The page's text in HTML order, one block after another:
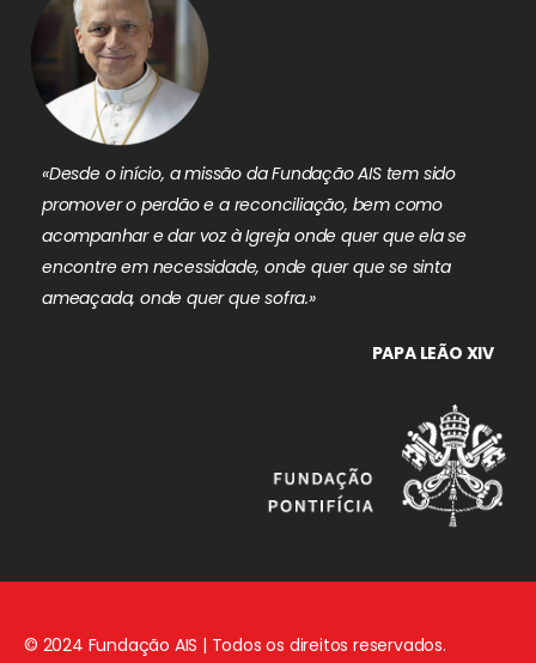
«Desde o início, a missão da Fundação AIS tem sido
promover o perdão e a reconciliação, bem como
acompanhar e dar voz à Igreja onde quer que ela se
encontre em necessidade, onde quer que se sinta
ameaçada, onde quer que sofra.»
PAPA LEÃO XIV
© 2024 Fundação AIS | Todos os direitos reservados.